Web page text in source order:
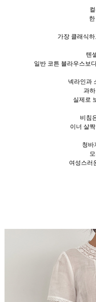
한
가장 클래식
텐
일반 코튼 블라우스보
넥라인과
과
실제로
비침
이너 살
청바
여성스러